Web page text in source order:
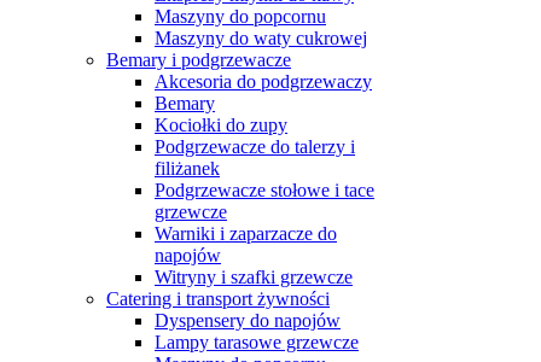
Maszyny do popcornu
Maszyny do waty cukrowej
Bemary i podgrzewacze
Akcesoria do podgrzewaczy
Bemary
Kociołki do zupy
Podgrzewacze do talerzy i
filiżanek
Podgrzewacze stołowe i tace
grzewcze
Warniki i zaparzacze do
napojów
Witryny i szafki grzewcze
Catering i transport żywności
Dyspensery do napojów
Lampy tarasowe grzewcze